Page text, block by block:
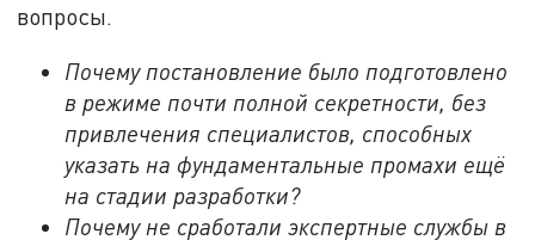
вопросы.
Почему постановление было подготовлено
в режиме почти полной секретности, без
привлечения специалистов, способных
указать на фундаментальные промахи ещё
на стадии разработки?
Почему не сработали экспертные службы в